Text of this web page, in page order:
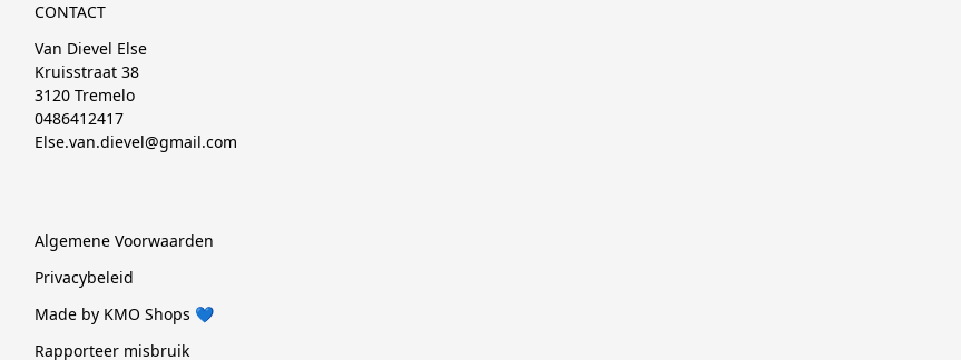
CONTACT
Van Dievel Else
Kruisstraat 38
3120 Tremelo
0486412417
Else.van.dievel@gmail.com
Algemene Voorwaarden
Privacybeleid
Made by KMO Shops 💙
Rapporteer misbruik